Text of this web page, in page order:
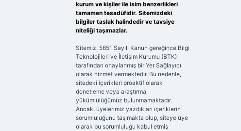
kurum ve kişiler ile isim benzerlikleri
tamamen tesadüfidir. Sitemizdeki
bilgiler taslak halindedir ve tavsiye
niteliği taşımazlar.
Sitemiz, 5651 Sayılı Kanun gereğince Bilgi
Teknolojileri ve İletişim Kurumu (BTK)
tarafından onaylanmış bir Yer Sağlayıcı
olarak hizmet vermektedir. Bu nedenle,
sitedeki içerikleri proaktif olarak
denetleme veya araştırma
yükümlülüğümüz bulunmamaktadır.
Ancak, üyelerimiz yazdıkları içeriklerin
sorumluluğunu taşımakta olup, siteye üye
olarak bu sorumluluğu kabul etmiş